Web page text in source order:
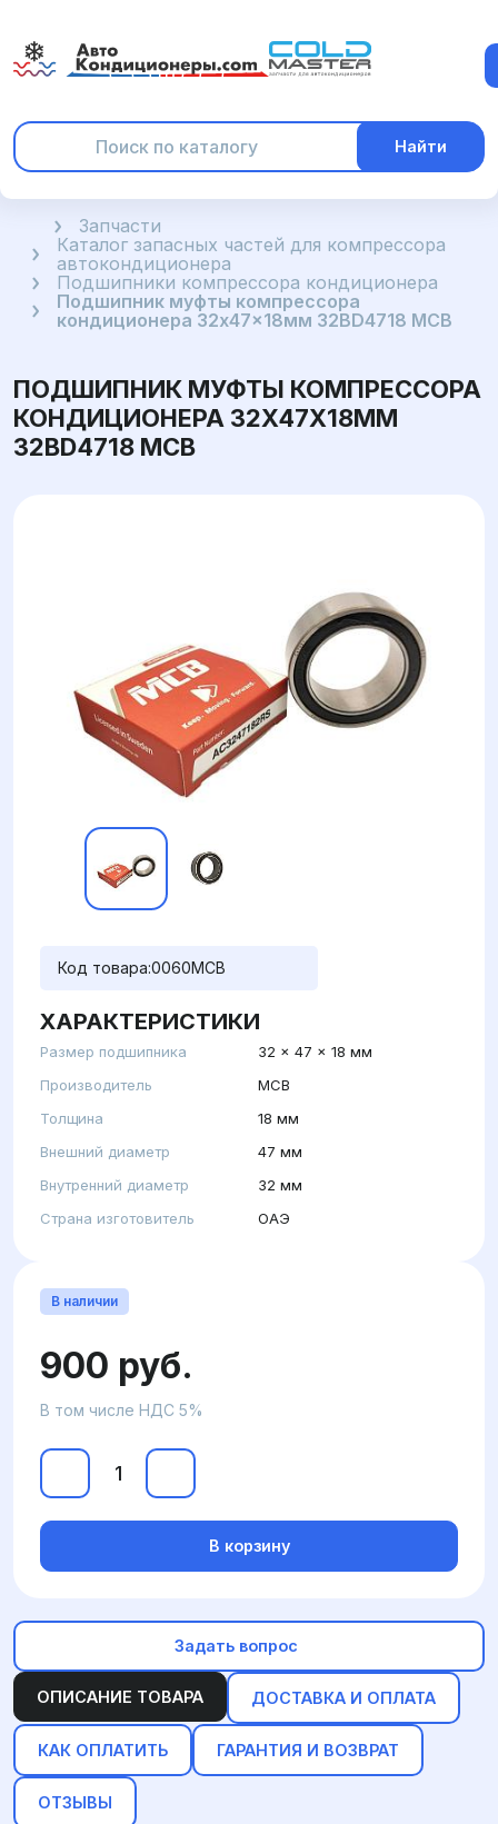
Найти
ГлавнаяЗапчасти
Каталог запасных частей для компрессора
автокондиционера
Подшипники компрессора кондиционера
Подшипник муфты компрессора
кондиционера 32x47x18мм 32BD4718 MCB
ПОДШИПНИК МУФТЫ КОМПРЕССОРА
КОНДИЦИОНЕРА 32X47X18ММ
32BD4718 MCB
Код товара:0060MCB
ХАРАКТЕРИСТИКИ
Размер подшипника
32 x 47 x 18 мм
Производитель
MCB
Толщина
18 мм
Внешний диаметр
47 мм
Внутренний диаметр
32 мм
Страна изготовитель
ОАЭ
ОПИСАНИЕ ТОВАРА ДОСТАВКА И ОПЛАТА
КАК ОПЛАТИТЬ ГАРАНТИЯ И ВОЗВРАТ
ОТЗЫВЫ
В наличии
900 руб.
В том числе НДС 5%
В корзину
Задать вопрос